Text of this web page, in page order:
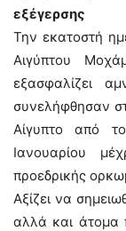
εξέγερσης
Την εκατοστή
Αιγύπτου
εξασφαλίζει
συνελήφθησαν
Αίγυπτο από
Ιανουαρίου
προεδρικής
Αξίζει να
αλλά και άτομα